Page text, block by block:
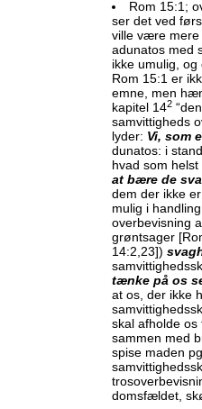
Rom 15:1;
ser det ved
ville være
adunatos med
ikke umulig,
Rom 15:1 er
emne, men
kapitel 142
samvittigheds
lyder: Vi, som
dunatos: i
hvad som
at bære de
dem der ikke
mulig i
overbevisning
grøntsager
14:2,23])
tænke på os
at os, der ikke
skal afholde
sammen med
spise maden
domsfældet,